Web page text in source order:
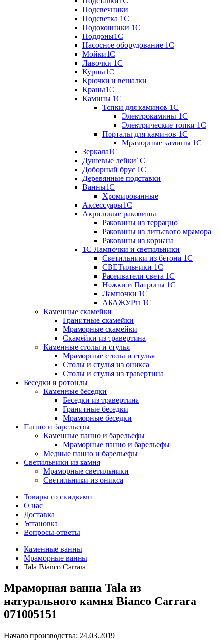
Подсвечники
Подсветка 1С
Подоконники 1С
Поддоны1С
Насосное оборудование 1С
Мойки1С
Лавочки 1С
Курны1С
Крючки и вешалки
Краны1С
Камины 1C
Топки для каминов 1C
Электрокамины 1С
Электрические топки 1C
Порталы для каминов 1С
Мраморные камины 1C
Зеркала1С
Душевые лейки1С
Доборный брус 1С
Деревянные подставки
Ванны1С
Хромированные
Аксессуары1С
Акриловые раковины
Раковины из терраццо
Раковины из литьевого мрамора
Раковины из кориана
1С Лампочки и светильники
Светильники из бетона 1С
СВЕТильники 1С
Расеиватели света 1С
Ножки и Патроны 1С
Лампочки 1С
АБАЖУРы 1С
Каменные скамейки
Гранитные скамейки
Мраморные скамейки
Скамейки из травертина
Каменные столы и стулья
Мраморные столы и стулья
Столы и стулья из оникса
Столы и стулья из травертина
Беседки и ротонды
Каменные беседки
Беседки из травертина
Гранитные беседки
Мраморные беседки
Панно и барельефы
Каменные панно и барельефы
Мраморные панно и барельефы
Медные панно и барельефы
Светильники из камня
Мраморные светильники
Светильники из оникса
Товары со скидками
О нас
Доставка
Установка
Вопросы-ответы
Каменные ванны
Мраморные ванны
Tala Bianco Carrara
Мраморная ванна Tala из
натурального камня Bianco Carrara
071005151
Начало производства: 24.03.2019